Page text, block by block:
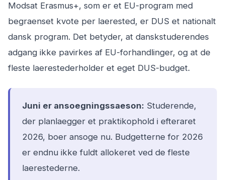
Modsat Erasmus+, som er et EU-program med
begraenset kvote per laerested, er DUS et nationalt
dansk program. Det betyder, at danskstuderendes
adgang ikke pavirkes af EU-forhandlinger, og at de
fleste laerestederholder et eget DUS-budget.
Juni er ansoegningssaeson: Studerende,
der planlaegger et praktikophold i efteraret
2026, boer ansoge nu. Budgetterne for 2026
er endnu ikke fuldt allokeret ved de fleste
laerestederne.